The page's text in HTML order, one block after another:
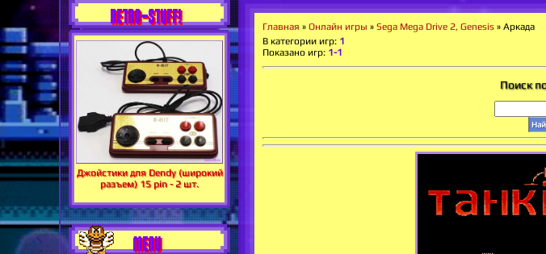
RETRO-STUFF!
Джойстики для Dendy (широкий
разъем) 15 pin - 2 шт.
MENU
Главная » Онлайн игры » Sega Mega Drive 2, Genesis » Аркада
В категории игр: 1
Показано игр: 1-1
Поиск